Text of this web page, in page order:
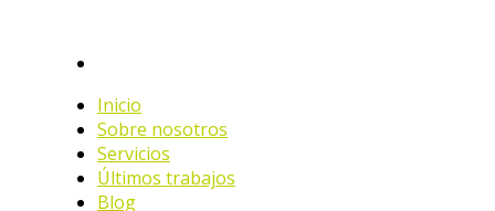
Inicio
Sobre nosotros
Servicios
Últimos trabajos
Blog